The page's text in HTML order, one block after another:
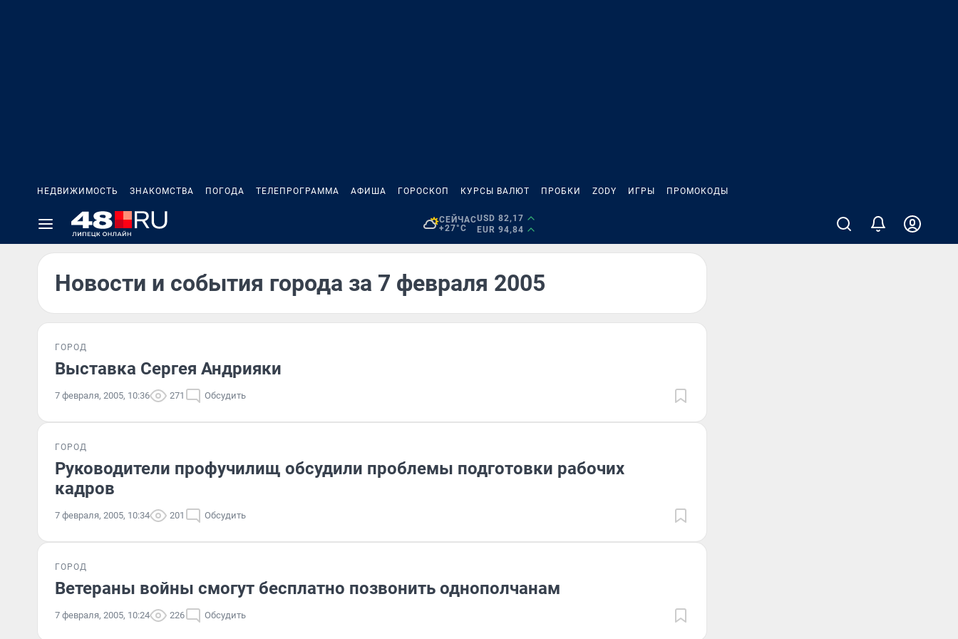
НЕДВИЖИМОСТЬ ЗНАКОМСТВА ПОГОДА ТЕЛЕПРОГРАММА АФИША ГОРОСКОП КУРСЫ ВАЛЮТ ПРОБКИ ZODY ИГРЫ ПРОМОКОДЫ
СЕЙЧАС
+27°C
USD 82,17
EUR 94,84
Новости и события города за 7 февраля 2005
ГОРОД
Выставка Сергея Андрияки
7 февраля, 2005, 10:36 271 Обсудить
ГОРОД
Руководители профучилищ обсудили проблемы подготовки рабочих
кадров
7 февраля, 2005, 10:34 201 Обсудить
ГОРОД
Ветераны войны смогут бесплатно позвонить однополчанам
7 февраля, 2005, 10:24 226 Обсудить